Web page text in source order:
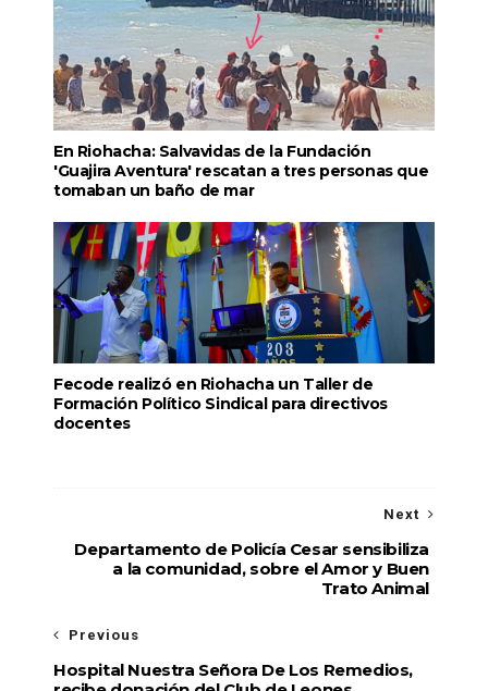
En Riohacha: Salvavidas de la Fundación
'Guajira Aventura' rescatan a tres personas que
tomaban un baño de mar
Fecode realizó en Riohacha un Taller de
Formación Político Sindical para directivos
docentes
Next
Departamento de Policía Cesar sensibiliza
a la comunidad, sobre el Amor y Buen
Trato Animal
Previous
Hospital Nuestra Señora De Los Remedios,